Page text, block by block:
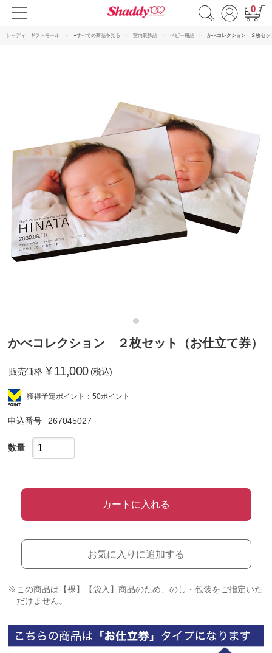
0
シャディ ギフトモール ●すべての商品を見る 室内装飾品 ベビー用品 かべコレクション ２枚セッ
かべコレクション ２枚セット（お仕立て券）
販売価格 ¥11,000 (税込)
獲得予定ポイント：50ポイント
申込番号 267045027
数量
カートに入れる
お気に入りに追加する
※この商品は【裸】【袋入】商品のため、のし・包装をご指定いた
だけません。